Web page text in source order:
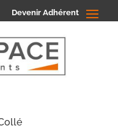
Devenir Adhérent